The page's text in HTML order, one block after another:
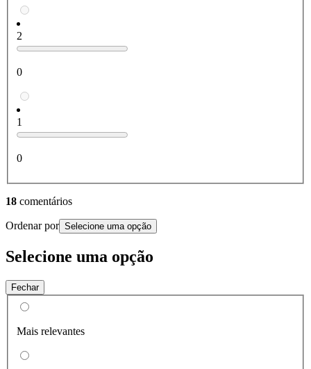
2
0
1
0
18 comentários
Ordenar por Selecione uma opção
Selecione uma opção
Fechar
Mais relevantes